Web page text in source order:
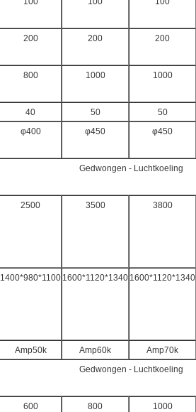
200 200 200
800 1000 1000
40 50 50
φ400 φ450 φ450
Gedwongen - Luchtkoeling
2500 3500 3800
1400*980*1100 1600*1120*1340 1600*1120*1340
Amp50k Amp60k Amp70k
Gedwongen - Luchtkoeling
600 800 1000